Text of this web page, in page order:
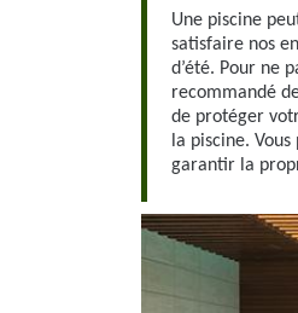
Une piscine
satisfaire nos
d’été. Pour ne
recommandé
de protéger
la piscine.
garantir la